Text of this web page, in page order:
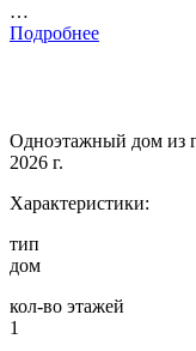
…
Подробнее
Одноэтажный дом из
2026 г.
Характеристики:
тип
дом
кол-во этажей
1